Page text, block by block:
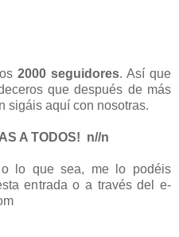
2000 seguidores. Así que
que después de más
sigáis aquí con nosotras.
A TODOS! n//n
o lo que sea, me lo podéis
entrada o a través del e-